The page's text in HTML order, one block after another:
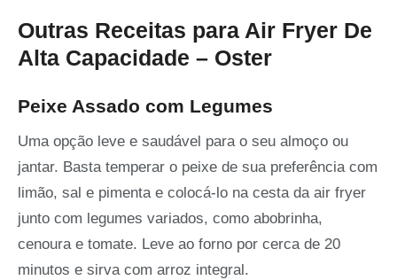
Outras Receitas para Air Fryer De
Alta Capacidade – Oster
Peixe Assado com Legumes
Uma opção leve e saudável para o seu almoço ou
jantar. Basta temperar o peixe de sua preferência com
limão, sal e pimenta e colocá-lo na cesta da air fryer
junto com legumes variados, como abobrinha,
cenoura e tomate. Leve ao forno por cerca de 20
minutos e sirva com arroz integral.